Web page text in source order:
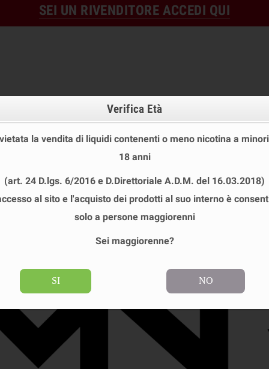
SEI UN RIVENDITORE ACCEDI QUI
USA E GETTA LIQUIDI PRONTI SHOT E
MNRY MANDATORY
Verifica Età
la vendita di liquidi contenenti o meno nicotina a
18 anni
(art. 24 D.lgs. 6/2016 e D.Direttoriale A.D.M. del 16.03.2018)
al sito e l'acquisto dei prodotti al suo interno è
solo a persone maggiorenni
Sei maggiorenne?
SI NO